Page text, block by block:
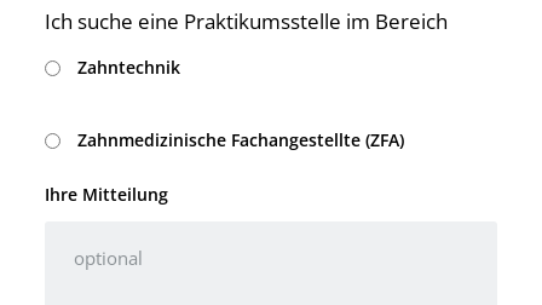
Ich suche eine Praktikumsstelle im Bereich
Zahntechnik
Zahnmedizinische Fachangestellte (ZFA)
Ihre Mitteilung